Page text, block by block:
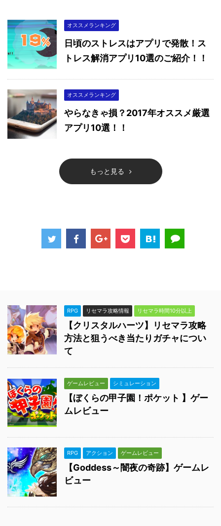
オススメランキング
日頃のストレスはアプリで発散！ス
トレス解消アプリ10選のご紹介！！
オススメランキング
やらなきゃ損？2017年オススメ厳選
アプリ10選！！
もっと見る
RPG リセマラ攻略情報 リセマラ時間10分以上
【クリスタルハーツ】リセマラ攻略
方法と狙うべき当たりガチャについ
て
ゲームレビュー シミュレーション
【ぼくらの甲子園！ポケット 】ゲー
ムレビュー
RPG アクション ゲームレビュー
【Goddess～闇夜の奇跡】ゲームレ
ビュー